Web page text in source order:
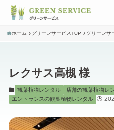
ホーム グリーンサービスTOP グリーンサ
レクサス高槻 様
観葉植物レンタル
店舗の観葉植物レ
エントランスの観葉植物レンタル